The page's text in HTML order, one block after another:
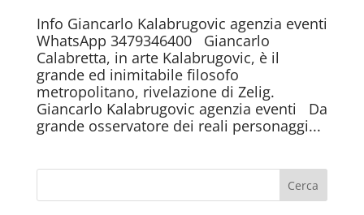
Info Giancarlo Kalabrugovic agenzia eventi
WhatsApp 3479346400 Giancarlo
Calabretta, in arte Kalabrugovic, è il
grande ed inimitabile filosofo
metropolitano, rivelazione di Zelig.
Giancarlo Kalabrugovic agenzia eventi Da
grande osservatore dei reali personaggi...
Cerca